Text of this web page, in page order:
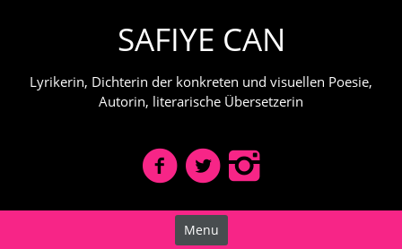
SAFIYE CAN
Lyrikerin, Dichterin der konkreten und visuellen Poesie,
Autorin, literarische Übersetzerin
Menu